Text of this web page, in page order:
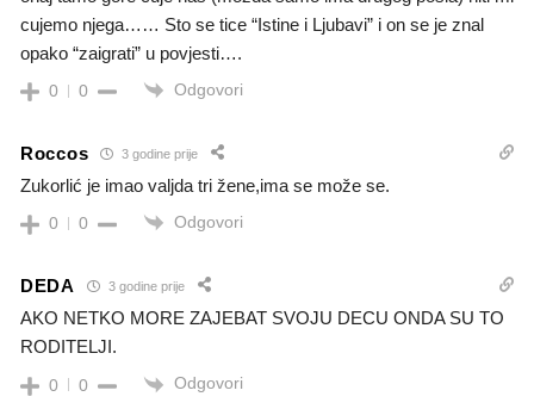
cujemo njega…… Sto se tice “Istine i Ljubavi” i on se je znal
opako “zaigrati” u povjesti….
0 0 Odgovori
Roccos 3 godine prije
Zukorlić je imao valjda tri žene,ima se može se.
0 0 Odgovori
DEDA 3 godine prije
AKO NETKO MORE ZAJEBAT SVOJU DECU ONDA SU TO
RODITELJI.
0 0 Odgovori